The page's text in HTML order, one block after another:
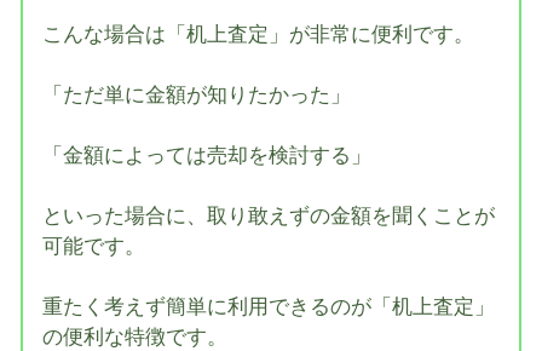
こんな場合は「机上査定」が非常に便利です。
「ただ単に金額が知りたかった」
「金額によっては売却を検討する」
といった場合に、取り敢えずの金額を聞くことが
可能です。
重たく考えず簡単に利用できるのが「机上査定」
の便利な特徴です。